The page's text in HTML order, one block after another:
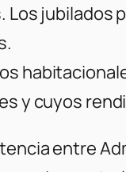
Los jubilados
y cuyos
entre